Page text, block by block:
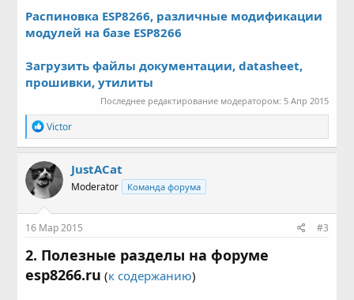
Распиновка ESP8266, различные модификации
модулей на базе ESP8266
Загрузить файлы документации, datasheet,
прошивки, утилиты
Последнее редактирование модератором: 5 Апр 2015
Р
е
а
к
ц
и
и
:
Victor
JustACat
Moderator Команда форума
16 Мар 2015 #3
2. Полезные разделы на форуме
esp8266.ru (к содержанию)